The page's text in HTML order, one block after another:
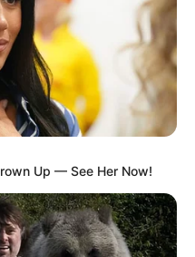
Up — See Her Now!